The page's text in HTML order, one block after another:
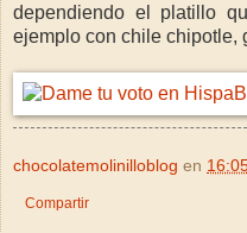
dependiendo el platillo
ejemplo con chile chipotle,
chocolatemolinilloblog en
Compartir